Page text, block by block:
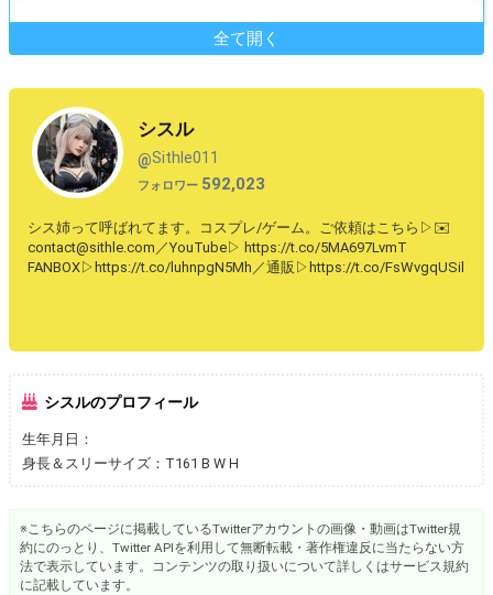
全て開く
シスル
@Sithle011
フォロワー 592,023
シス姉って呼ばれてます。コスプレ/ゲーム。ご依頼はこちら▷✉️
contact@sithle.com／YouTube▷ https://t.co/5MA697LvmT
FANBOX▷https://t.co/luhnpgN5Mh／通販▷https://t.co/FsWvgqUSil
シスルのプロフィール
生年月日：
身長＆スリーサイズ：T161 B W H
※こちらのページに掲載しているTwitterアカウントの画像・動画はTwitter規
約にのっとり、Twitter APIを利用して無断転載・著作権違反に当たらない方
法で表示しています。コンテンツの取り扱いについて詳しくはサービス規約
に記載しています。